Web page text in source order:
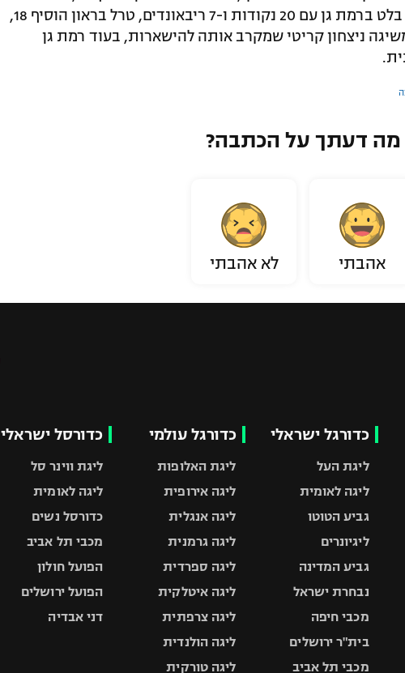
גרשון תרם 12. מנגד, אדם אריאל בלט ברמת גן עם 20 נקודות ו-7 ריבאונדים, טרל בראון הוסיף 18,
ניצחון קריטי שמקרב אותה להישארות, בעוד רמת גן
מה דעתך על הכתבה?
אהבתי לא אהבתי
כדורגל ישראלי
ליגת העל
ליגה לאומית
גביע הטוטו
ליגיונרים
גביע המדינה
נבחרת ישראל
מכבי חיפה
בית"ר ירושלים
מכבי תל אביב
כדורגל עולמי
ליגת האלופות
ליגה אירופית
ליגה אנגלית
ליגה גרמנית
ליגה ספרדית
ליגה איטלקית
ליגה צרפתית
ליגה הולנדית
ליגה טורקית
כדורסל ישראלי
ליגת ווינר סל
ליגה לאומית
כדורסל נשים
מכבי תל אביב
הפועל חולון
הפועל ירושלים
דני אבדיה